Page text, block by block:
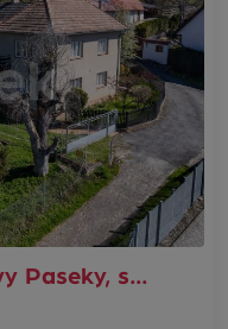
Paseky, s…